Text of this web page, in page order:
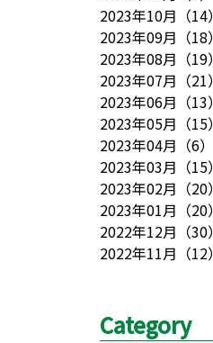
2023年10月 （14）
2023年09月 （18）
2023年08月 （19）
2023年07月 （21）
2023年06月 （13）
2023年05月 （15）
2023年04月 （6）
2023年03月 （15）
2023年02月 （20）
2023年01月 （20）
2022年12月 （30）
2022年11月 （12）
Category